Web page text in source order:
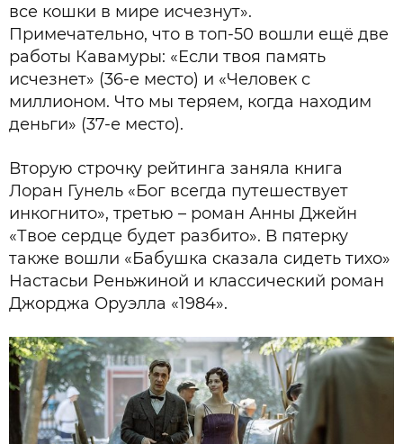
все кошки в мире исчезнут».
Примечательно, что в топ-50 вошли ещё две
работы Кавамуры: «Если твоя память
исчезнет» (36-е место) и «Человек с
миллионом. Что мы теряем, когда находим
деньги» (37-е место).
Вторую строчку рейтинга заняла книга
Лоран Гунель «Бог всегда путешествует
инкогнито», третью – роман Анны Джейн
«Твое сердце будет разбито». В пятерку
также вошли «Бабушка сказала сидеть тихо»
Настасьи Реньжиной и классический роман
Джорджа Оруэлла «1984».